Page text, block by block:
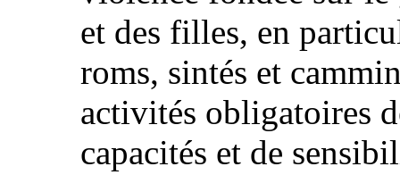
et des filles, en
roms, sintés et
activités obligatoires
capacités et de